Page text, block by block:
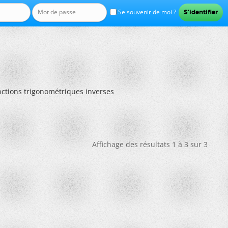
Se souvenir de moi ?
trigonométriques inverses
Affichage des résultats 1 à 3 sur 3